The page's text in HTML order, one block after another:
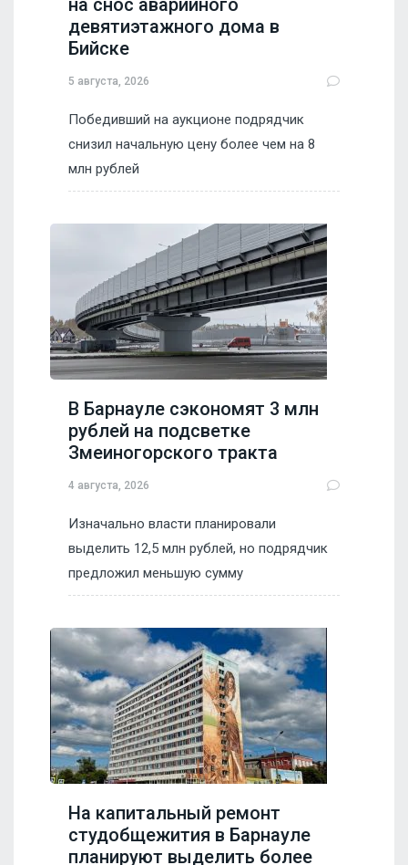
на снос аварийного
девятиэтажного дома в
Бийске
5 августа, 2026
Победивший на аукционе подрядчик
снизил начальную цену более чем на 8
млн рублей
В Барнауле сэкономят 3 млн
рублей на подсветке
Змеиногорского тракта
4 августа, 2026
Изначально власти планировали
выделить 12,5 млн рублей, но подрядчик
предложил меньшую сумму
На капитальный ремонт
студобщежития в Барнауле
планируют выделить более